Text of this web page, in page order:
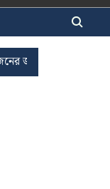
দুর্নীতি দমনে রাজ্যে